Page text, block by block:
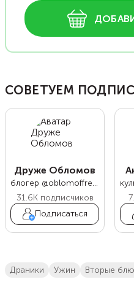
СОВЕТУЕМ
Друже Обломов
блогер @oblomoffrecipe
31.6Kподписчиков
Подписаться
драники ужин вторые